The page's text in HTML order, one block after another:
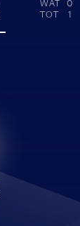
WAT
0
TOT
1